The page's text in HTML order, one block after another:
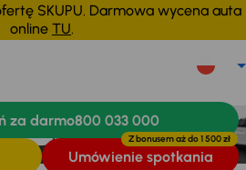
SKUPU. Darmowa wycena auta
online TU.
samochoduFinansowanie
za darmo800 033 000
Umówienie spotkania
Z bonusem aż do1 500 zł